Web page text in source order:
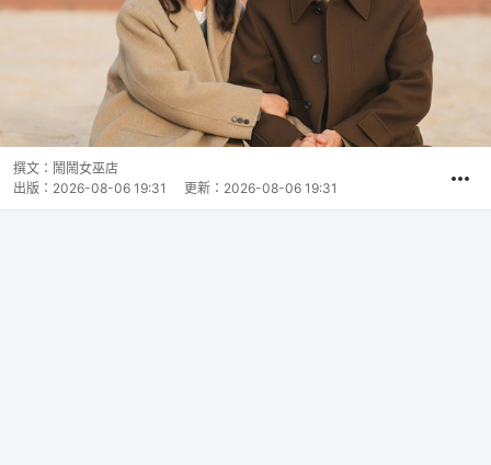
撰文： 鬧鬧女巫店
出版： 2026-08-06 19:31 更新： 2026-08-06 19:31